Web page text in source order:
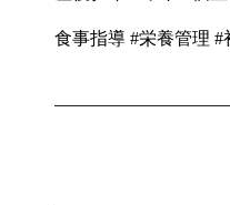
食事指導 #栄養管理